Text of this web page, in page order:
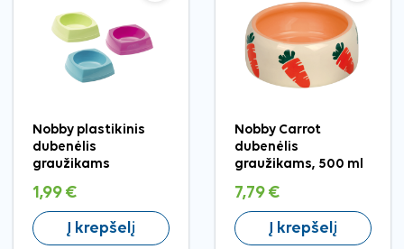
Nobby plastikinis
dubenėlis
graužikams
1,99 €
Į krepšelį
Nobby Carrot
dubenėlis
graužikams, 500 ml
7,79 €
Į krepšelį